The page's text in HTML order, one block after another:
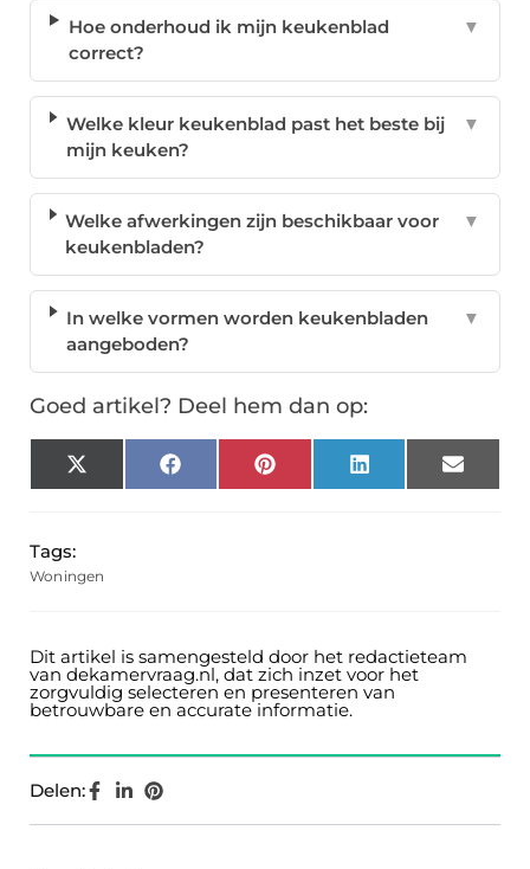
Hoe onderhoud ik mijn keukenblad
correct?
▼
Welke kleur keukenblad past het beste bij
mijn keuken?
▼
Welke afwerkingen zijn beschikbaar voor
keukenbladen?
▼
In welke vormen worden keukenbladen
aangeboden?
▼
Goed artikel? Deel hem dan op:
X
(Twitter)
FacebookPinterest LinkedIn Email
Tags:
Woningen
Dit artikel is samengesteld door het redactieteam
van dekamervraag.nl, dat zich inzet voor het
zorgvuldig selecteren en presenteren van
betrouwbare en accurate informatie.
Delen: